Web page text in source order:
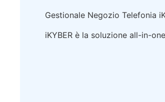
Gestionale Negozio Telefonia
iKYBER è la soluzione all-in-